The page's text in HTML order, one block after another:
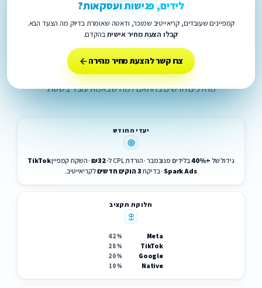
חדר אסטרטגיה חודשי
בכל חודש מתחילים מחדש -
אבל חכמים יותר.
בכל חודש מתקיימים פיצוח, ניתוח תוצאות, מחקר קריאייטיב ותכנון
מהלכים חדשים בהתאם למה שבאמת עובד בשטח.
יעדי החודש
גידול של +40% בלידים מנובמבר · הורדת CPL ל- ₪32 · השקת קמפייןTikTok
Spark Ads · בדיקת3 הוקים חדשים לקריאייטיב.
חלוקת תקציב
Meta
42%
TikTok
28%
Google
20%
Native
10%
לידים, פגישות ועסקאות?
קמפיינים שעובדים, קריאייטיב שמוכר, ודאטה שאומרת בדיוק מה הצעד הבא.
קבלו הצעת מחיר אישיתבהקדם.
צרו קשר להצעת מחיר מהירה